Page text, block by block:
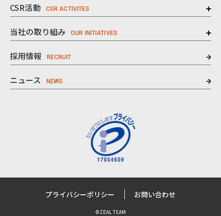
CSR活動
当社の取り組み
採用情報
ニュース
プライバシーポリシー お問い合わせ
©ZEAL TEAM